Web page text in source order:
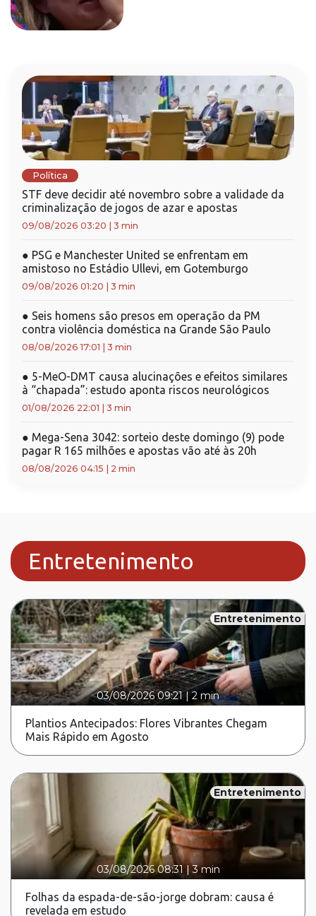
Política
STF deve decidir até novembro sobre a validade da
criminalização de jogos de azar e apostas
09/08/2026 03:20 3 min
● PSG e Manchester United se enfrentam em
amistoso no Estádio Ullevi, em Gotemburgo
09/08/2026 01:20 3 min
● Seis homens são presos em operação da PM
contra violência doméstica na Grande São Paulo
08/08/2026 17:01 3 min
● 5-MeO-DMT causa alucinações e efeitos similares
à “chapada”: estudo aponta riscos neurológicos
01/08/2026 22:01 3 min
● Mega-Sena 3042: sorteio deste domingo (9) pode
pagar R 165 milhões e apostas vão até às 20h
08/08/2026 04:15 2 min
Entretenimento
Entretenimento
03/08/2026 09:21|2 min
Plantios Antecipados: Flores Vibrantes Chegam
Mais Rápido em Agosto
Entretenimento
03/08/2026 08:31 |3 min
Folhas da espada-de-são-jorge dobram: causa é
revelada em estudo